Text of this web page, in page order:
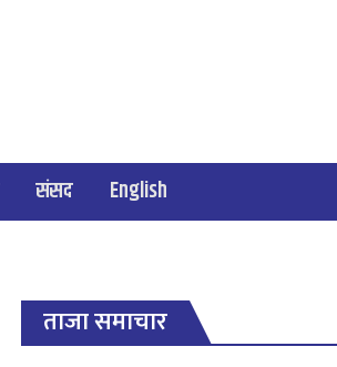
संसद English
ताजा समाचार